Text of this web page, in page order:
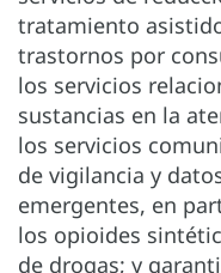
tratamiento
trastornos por
los servicios
sustancias en la
los servicios
de vigilancia y
emergentes, en
los opioides
de drogas; y